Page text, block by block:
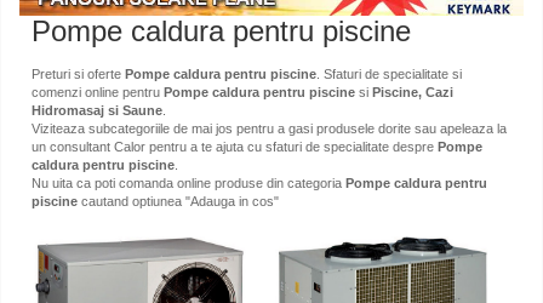
Pompe caldura pentru piscine
Preturi si oferte Pompe caldura pentru piscine . Sfaturi de specialitate si
comenzi online pentru Pompe caldura pentru piscine si Piscine, Cazi
Hidromasaj si Saune
Viziteaza subcategoriile de mai jos pentru a gasi produsele dorite sau apeleaza la
un consultant Calor pentru a te ajuta cu sfaturi de specialitate despre Pompe
caldura pentru piscine
Nu uita ca poti comanda online produse din categoria Pompe caldura pentru
piscine cautand optiunea "Adauga in cos"